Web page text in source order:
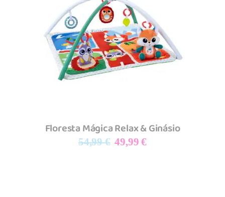
Adicionar
Floresta Mágica Relax & Ginásio
54,99€ O
49,99€O